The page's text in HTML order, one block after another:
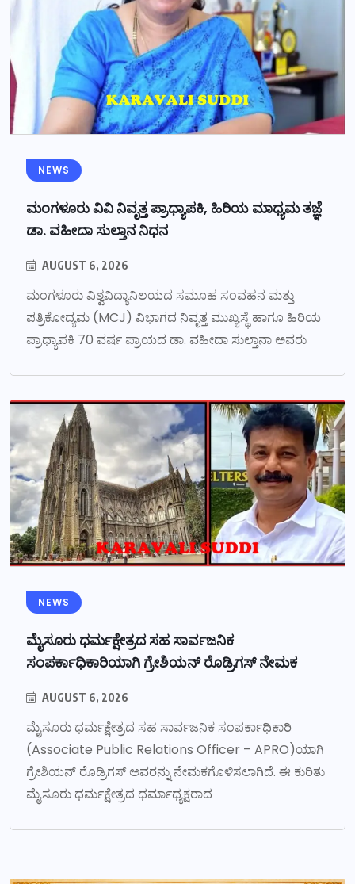
NEWS
ಮಂಗಳೂರು ವಿವಿ ನಿವೃತ್ತ ಪ್ರಾಧ್ಯಾಪಕಿ, ಹಿರಿಯ ಮಾಧ್ಯಮ ತಜ್ಞೆ
ಡಾ. ವಹೀದಾ ಸುಲ್ತಾನ ನಿಧನ
AUGUST 6, 2026
ಮಂಗಳೂರು ವಿಶ್ವವಿದ್ಯಾನಿಲಯದ ಸಮೂಹ ಸಂವಹನ ಮತ್ತು
ಪತ್ರಿಕೋದ್ಯಮ (MCJ) ವಿಭಾಗದ ನಿವೃತ್ತ ಮುಖ್ಯಸ್ಥೆ ಹಾಗೂ ಹಿರಿಯ
ಪ್ರಾಧ್ಯಾಪಕಿ 70 ವರ್ಷ ಪ್ರಾಯದ ಡಾ. ವಹೀದಾ ಸುಲ್ತಾನಾ ಅವರು
NEWS
ಮೈಸೂರು ಧರ್ಮಕ್ಷೇತ್ರದ ಸಹ ಸಾರ್ವಜನಿಕ
ಸಂಪರ್ಕಾಧಿಕಾರಿಯಾಗಿ ಗ್ರೇಶಿಯನ್ ರೊಡ್ರಿಗಸ್ ನೇಮಕ
AUGUST 6, 2026
ಮೈಸೂರು ಧರ್ಮಕ್ಷೇತ್ರದ ಸಹ ಸಾರ್ವಜನಿಕ ಸಂಪರ್ಕಾಧಿಕಾರಿ
(Associate Public Relations Officer – APRO)ಯಾಗಿ
ಗ್ರೇಶಿಯನ್ ರೊಡ್ರಿಗಸ್ ಅವರನ್ನು ನೇಮಕಗೊಳಿಸಲಾಗಿದೆ. ಈ ಕುರಿತು
ಮೈಸೂರು ಧರ್ಮಕ್ಷೇತ್ರದ ಧರ್ಮಾಧ್ಯಕ್ಷರಾದ